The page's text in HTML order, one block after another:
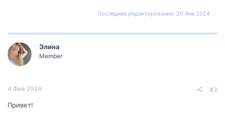
Последнее редактирование: 20 Янв 2024
Элина
Member
4 Фев 2024 #3
Привет!